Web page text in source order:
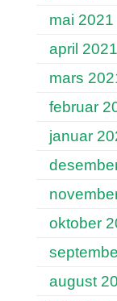
mai 2021
april 2021
mars
februar
januar
oktober
august